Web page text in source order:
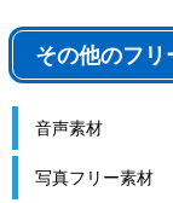
その他のフリ
音声素材
写真フリー素材